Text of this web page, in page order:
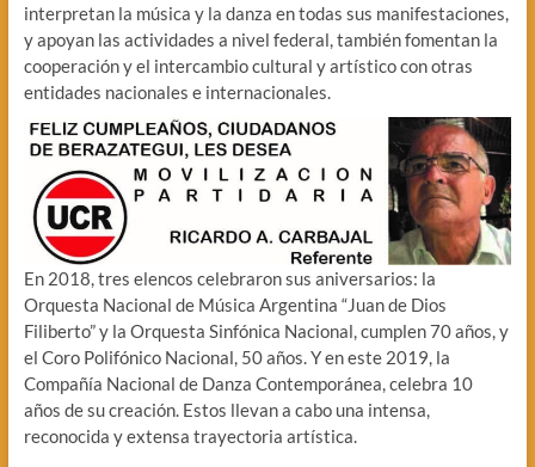
interpretan la música y la danza en todas sus manifestaciones,
y apoyan las actividades a nivel federal, también fomentan la
cooperación y el intercambio cultural y artístico con otras
entidades nacionales e internacionales.
En 2018, tres elencos celebraron sus aniversarios: la
Orquesta Nacional de Música Argentina “Juan de Dios
Filiberto” y la Orquesta Sinfónica Nacional, cumplen 70 años, y
el Coro Polifónico Nacional, 50 años. Y en este 2019, la
Compañía Nacional de Danza Contemporánea, celebra 10
años de su creación. Estos llevan a cabo una intensa,
reconocida y extensa trayectoria artística.